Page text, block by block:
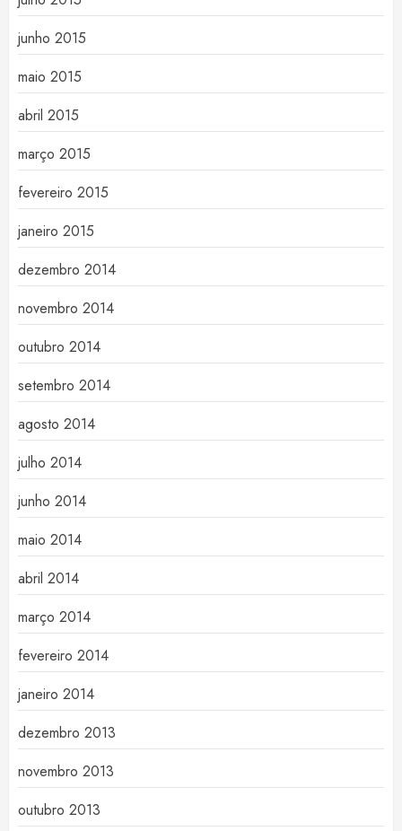
junho 2015
maio 2015
abril 2015
março 2015
fevereiro 2015
janeiro 2015
dezembro 2014
novembro 2014
outubro 2014
setembro 2014
agosto 2014
julho 2014
junho 2014
maio 2014
abril 2014
março 2014
fevereiro 2014
janeiro 2014
dezembro 2013
novembro 2013
outubro 2013